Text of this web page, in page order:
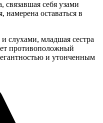
себя узами
намерена оставаться в
слухами, младшая сестра
противоположный
и утонченным